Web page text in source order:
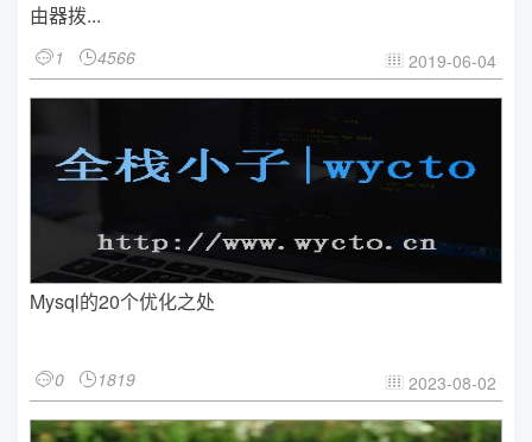
由器拨...
1 4566  2019-06-04
Mysql的20个优化之处
0 1819  2023-08-02